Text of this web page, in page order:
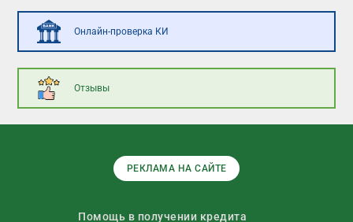
Онлайн-проверка КИ
Отзывы
РЕКЛАМА НА САЙТЕ
Помощь в получении кредита